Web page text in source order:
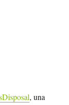
, una